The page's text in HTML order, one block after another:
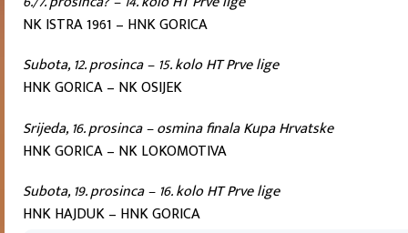
NK ISTRA 1961 – HNK GORICA
Subota, 12. prosinca – 15. kolo HT Prve lige
HNK GORICA – NK OSIJEK
Srijeda, 16. prosinca – osmina finala Kupa Hrvatske
HNK GORICA – NK LOKOMOTIVA
Subota, 19. prosinca – 16. kolo HT Prve lige
HNK HAJDUK – HNK GORICA